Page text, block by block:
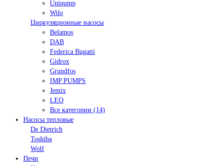
Unipump
Wilo
Циркуляционные насосы
Belamos
DAB
Federica Bugatti
Gidrox
Grundfos
IMP PUMPS
Jemix
LEO
Все категории (14)
Насосы тепловые
De Dietrich
Toshiba
Wolf
Печи